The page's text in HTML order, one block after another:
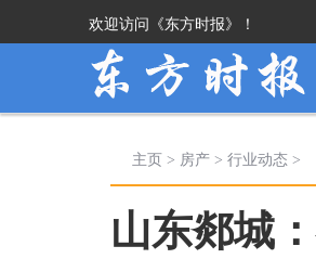
欢迎访问《东方时报》！
主页 > 房产 > 行业动态 >
山东郯城